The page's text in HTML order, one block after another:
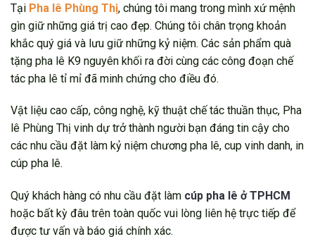
Tại Pha lê Phùng Thị, chúng tôi mang trong mình xứ mệnh
gìn giữ những giá trị cao đẹp. Chúng tôi chân trọng khoản
khắc quý giá và lưu giữ những kỷ niệm. Các sản phẩm quà
tặng pha lê K9 nguyên khối ra đời cùng các công đoạn chế
tác pha lê tỉ mỉ đã minh chứng cho điều đó.
Vật liệu cao cấp, công nghệ, kỹ thuật chế tác thuần thục, Pha
lê Phùng Thị vinh dự trở thành người bạn đáng tin cậy cho
các nhu cầu đặt làm kỷ niệm chương pha lê, cup vinh danh, in
cúp pha lê.
Quý khách hàng có nhu cầu đặt làm cúp pha lê ở TPHCM
hoặc bất kỳ đâu trên toàn quốc vui lòng liên hệ trực tiếp để
được tư vấn và báo giá chính xác.